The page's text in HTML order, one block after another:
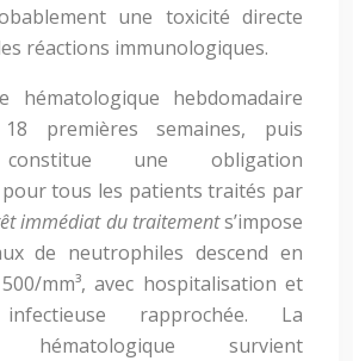
une toxicité directe
réactions immunologiques.
hématologique hebdomadaire
premières semaines, puis
constitue une obligation
tous les patients traités par
immédiat du traitements’impose
de neutrophiles descend en
mm³, avec hospitalisation et
infectieuse rapprochée. La
hématologique survient